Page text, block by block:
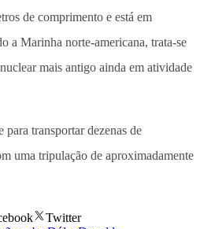
de comprimento e está em
a Marinha norte-americana, trata-se
mais antigo ainda em atividade
para transportar dezenas de
uma tripulação de aproximadamente
Twitter